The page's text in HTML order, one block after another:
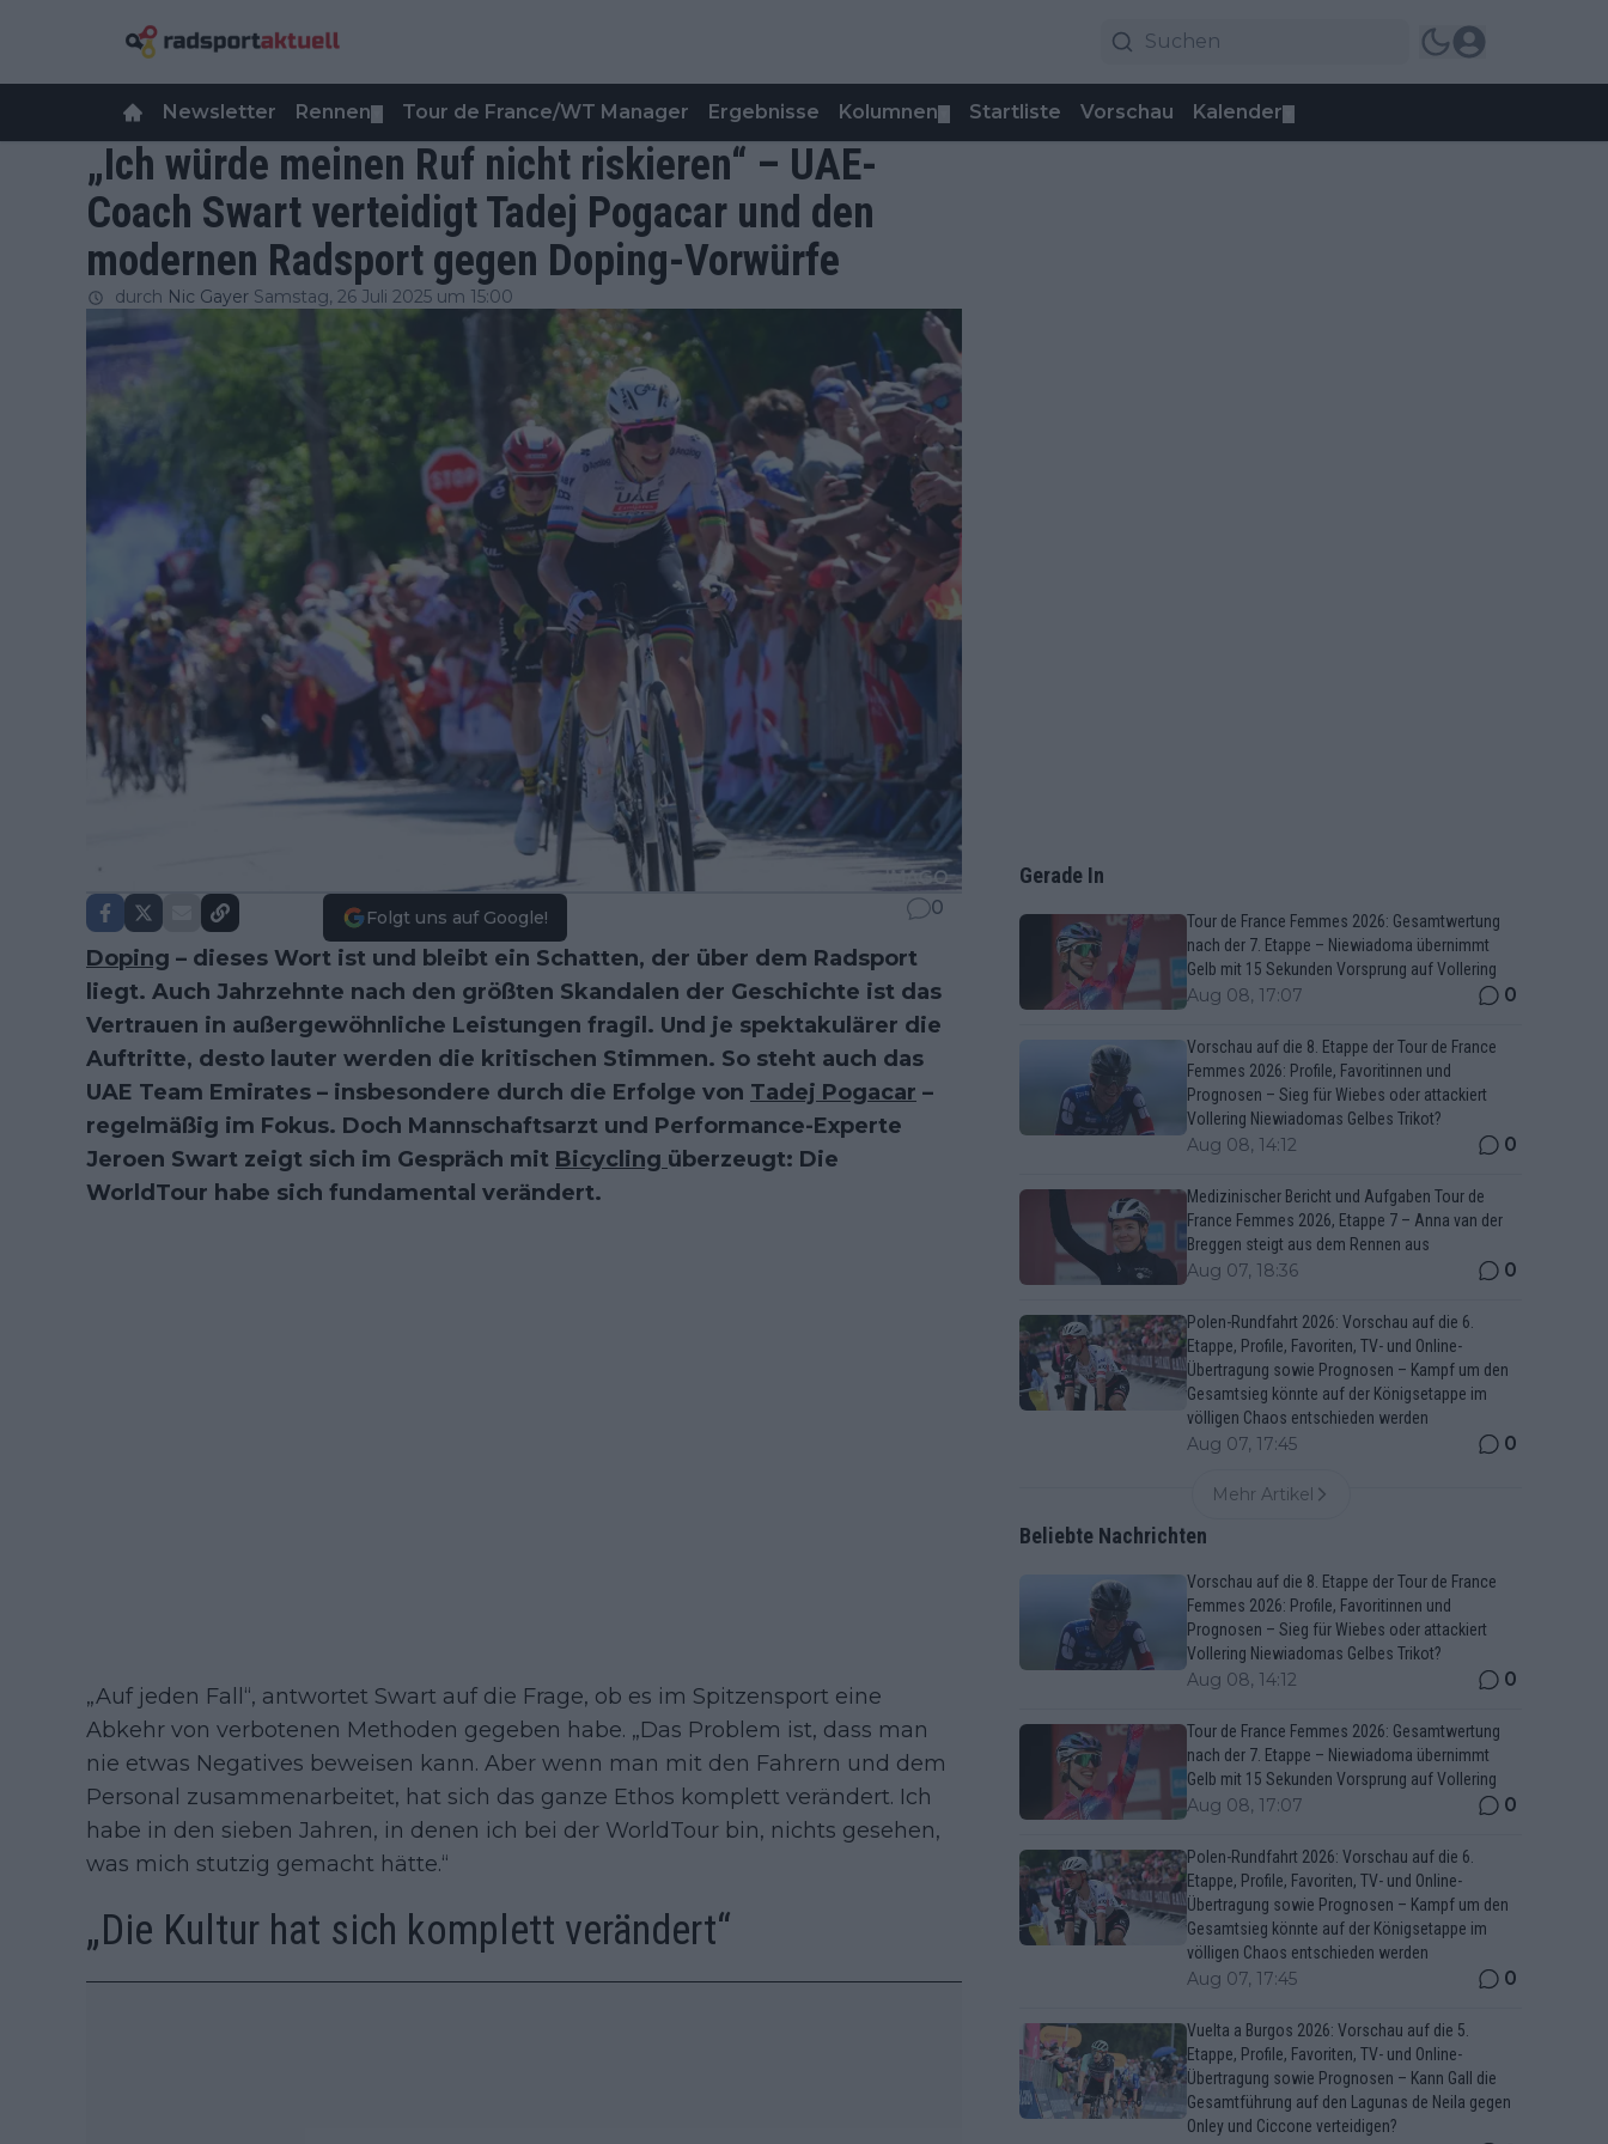
Newsletter Rennen Tour de France/WT Manager Ergebnisse Kolumnen Startliste Vorschau Kalender
„Ich würde meinen Ruf nicht riskieren“ – UAE-
Coach Swart verteidigt Tadej Pogacar und den
modernen Radsport gegen Doping-Vorwürfe
durch Nic Gayer Samstag, 26 Juli 2025 um 15:00
Folgt uns auf Google! 0
Doping – dieses Wort ist und bleibt ein Schatten, der über dem Radsport
liegt. Auch Jahrzehnte nach den größten Skandalen der Geschichte ist das
Vertrauen in außergewöhnliche Leistungen fragil. Und je spektakulärer die
Auftritte, desto lauter werden die kritischen Stimmen. So steht auch das
UAE Team Emirates – insbesondere durch die Erfolge von Tadej Pogacar –
regelmäßig im Fokus. Doch Mannschaftsarzt und Performance-Experte
Jeroen Swart zeigt sich im Gespräch mit Bicycling überzeugt: Die
WorldTour habe sich fundamental verändert.
„Auf jeden Fall“, antwortet Swart auf die Frage, ob es im Spitzensport eine
Abkehr von verbotenen Methoden gegeben habe. „Das Problem ist, dass man
nie etwas Negatives beweisen kann. Aber wenn man mit den Fahrern und dem
Personal zusammenarbeitet, hat sich das ganze Ethos komplett verändert. Ich
habe in den sieben Jahren, in denen ich bei der WorldTour bin, nichts gesehen,
was mich stutzig gemacht hätte.“
„Die Kultur hat sich komplett verändert“
Gerade In
Tour de France Femmes 2026: Gesamtwertung
nach der 7. Etappe – Niewiadoma übernimmt
Gelb mit 15 Sekunden Vorsprung auf Vollering
Aug 08, 17:07 0
Vorschau auf die 8. Etappe der Tour de France
Femmes 2026: Profile, Favoritinnen und
Prognosen – Sieg für Wiebes oder attackiert
Vollering Niewiadomas Gelbes Trikot?
Aug 08, 14:12 0
Medizinischer Bericht und Aufgaben Tour de
France Femmes 2026, Etappe 7 – Anna van der
Breggen steigt aus dem Rennen aus
Aug 07, 18:36 0
Polen-Rundfahrt 2026: Vorschau auf die 6.
Etappe, Profile, Favoriten, TV- und Online-
Übertragung sowie Prognosen – Kampf um den
Gesamtsieg könnte auf der Königsetappe im
völligen Chaos entschieden werden
Aug 07, 17:45 0
Mehr Artikel
Beliebte Nachrichten
Vorschau auf die 8. Etappe der Tour de France
Femmes 2026: Profile, Favoritinnen und
Prognosen – Sieg für Wiebes oder attackiert
Vollering Niewiadomas Gelbes Trikot?
Aug 08, 14:12 0
Tour de France Femmes 2026: Gesamtwertung
nach der 7. Etappe – Niewiadoma übernimmt
Gelb mit 15 Sekunden Vorsprung auf Vollering
Aug 08, 17:07 0
Polen-Rundfahrt 2026: Vorschau auf die 6.
Etappe, Profile, Favoriten, TV- und Online-
Übertragung sowie Prognosen – Kampf um den
Gesamtsieg könnte auf der Königsetappe im
völligen Chaos entschieden werden
Aug 07, 17:45 0
Vuelta a Burgos 2026: Vorschau auf die 5.
Etappe, Profile, Favoriten, TV- und Online-
Übertragung sowie Prognosen – Kann Gall die
Gesamtführung auf den Lagunas de Neila gegen
Onley und Ciccone verteidigen?